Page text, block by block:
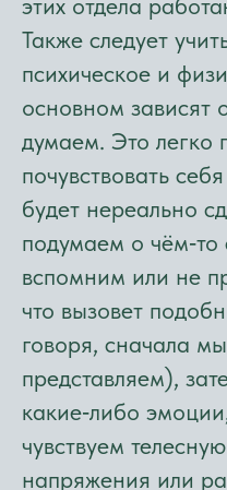
Также следует
психическое и
основном зависят
думаем. Это легко
почувствовать
будет нереально
подумаем о
вспомним или не
что вызовет
говоря, сначала
представляем),
какие‑либо
чувствуем
напряжения или